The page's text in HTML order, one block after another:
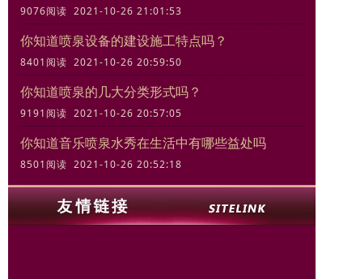
9076阅读 2021-10-26 21:01:53
你知道喷泉设备的建设施工特点吗？
8401阅读 2021-10-26 20:59:50
你知道喷泉的几大分类形式吗？
9191阅读 2021-10-26 20:57:05
你知道音乐喷泉水秀在生活中有哪些益处吗
8501阅读 2021-10-26 20:52:18